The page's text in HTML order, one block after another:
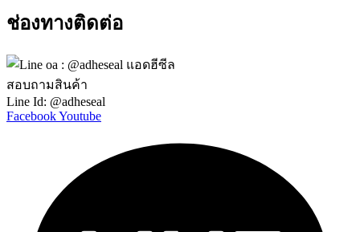
ช่องทางติดต่อ
สอบถามสินค้า
Line Id: @adheseal
FacebookYoutube